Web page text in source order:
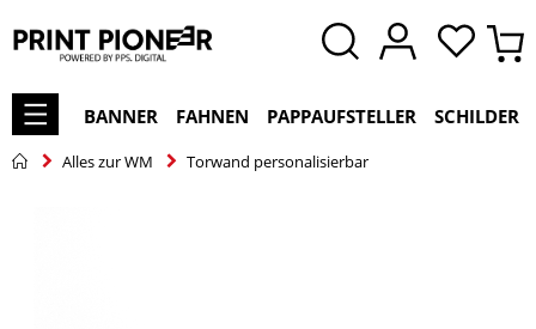
BANNER FAHNEN PAPPAUFSTELLER SCHILDER
Alles zur WM Torwand personalisierbar